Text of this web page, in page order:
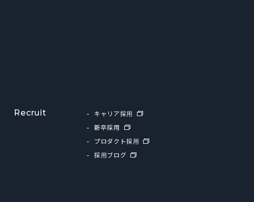
Recruit
キャリア採用
新卒採用
プロダクト採用
採用ブログ